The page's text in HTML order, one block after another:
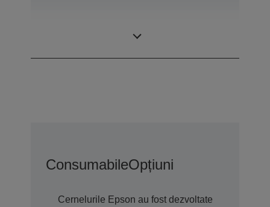
ConsumabileOpțiuni
Cernelurile Epson au fost dezvoltate